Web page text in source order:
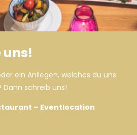
ein Anliegen, welches du uns
schreib uns!
– Eventlocation